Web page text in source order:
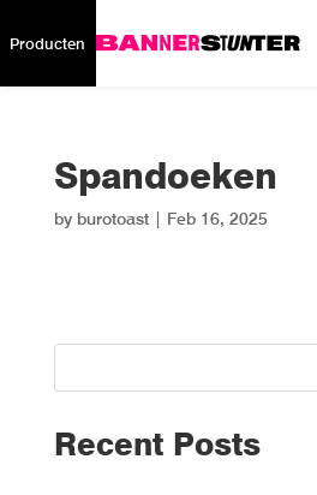
Producten
Spandoeken
by burotoast| Feb 16, 2025
Recent Posts